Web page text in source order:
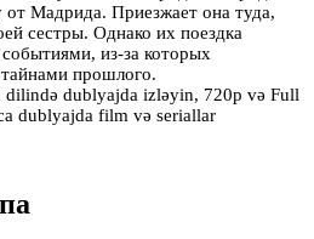
Мадрида. Приезжает она туда,
сестры. Однако их поездка
из-за которых
тайнами прошлого.
dilində dublyajda izləyin, 720p və Full
dublyajda film və seriallar